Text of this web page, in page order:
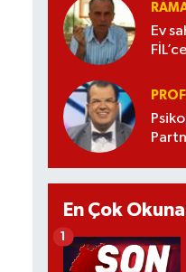
Ev
FİL’ce
En Çok
1